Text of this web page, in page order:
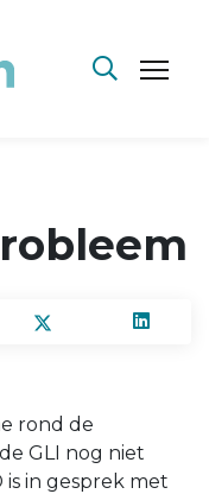
rond de
GLI nog niet
is in gesprek met